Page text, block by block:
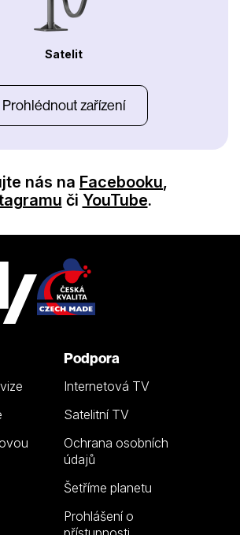
Satelit
Prohlédnout zařízení
nás na Facebooku,
či YouTube.
Podpora
Internetová TV
Satelitní TV
Ochrana osobních
údajů
Šetříme planetu
Prohlášení o